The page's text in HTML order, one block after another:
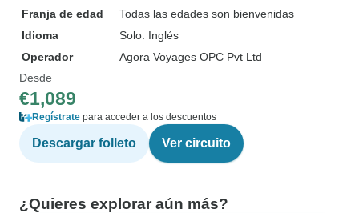
Franja de edad
Todas las edades son bienvenidas
Idioma
Solo: Inglés
Operador
Agora Voyages OPC Pvt Ltd
Desde
€1,089
Regístrate para acceder a los descuentos
Descargar folleto Ver circuito
¿Quieres explorar aún más?